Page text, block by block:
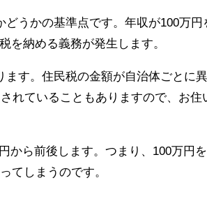
うかの基準点です。年収が100万円
を納める義務が発生します。
す。住民税の金額が自治体ごとに
れていることもありますので、お住
から前後します。つまり、100万円
てしまうのです。